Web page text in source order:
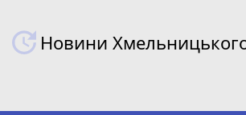
Новини Хмельницького